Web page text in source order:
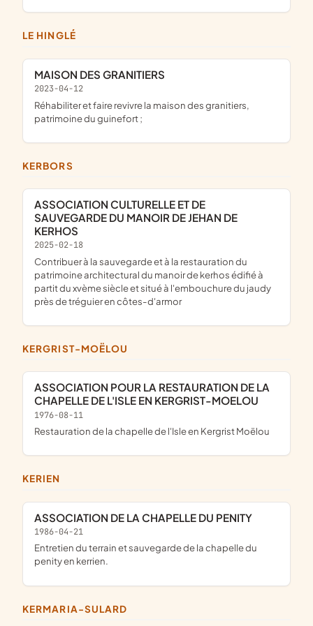
LE HINGLÉ
MAISON DES GRANITIERS
2023-04-12
réhabiliter et faire revivre la maison des granitiers,
patrimoine du guinefort ;
KERBORS
ASSOCIATION CULTURELLE ET DE
SAUVEGARDE DU MANOIR DE JEHAN DE
KERHOS
2025-02-18
contribuer à la sauvegarde et à la restauration du
patrimoine architectural du manoir de kerhos édifié à
partit du xvème siècle et situé à l'embouchure du jaudy
près de tréguier en côtes-d'armor
KERGRIST-MOËLOU
ASSOCIATION POUR LA RESTAURATION DE LA
CHAPELLE DE L'ISLE EN KERGRIST-MOELOU
1976-08-11
restauration de la chapelle de l'Isle en Kergrist Moëlou
KERIEN
ASSOCIATION DE LA CHAPELLE DU PENITY
1986-04-21
entretien du terrain et sauvegarde de la chapelle du
penity en kerrien.
KERMARIA-SULARD